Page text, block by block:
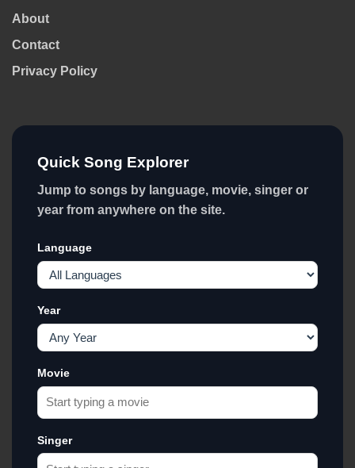
About
Contact
Privacy Policy
Quick Song Explorer
Jump to songs by language, movie, singer or
year from anywhere on the site.
Language
Year
Movie
Singer